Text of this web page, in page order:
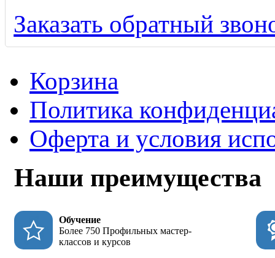
Заказать обратный
Корзина
Политика
Оферта и условия
Наши преимущества
Обучение
Более 750 Профильных мастер-
классов и курсов